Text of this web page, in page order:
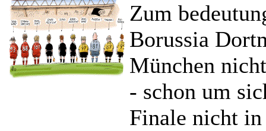
Zum
Borussia
München
- schon um
Finale nicht in